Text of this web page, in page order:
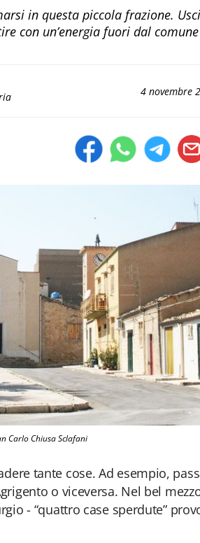
in questa piccola frazione.
con un’energia fuori dal comune
4 novembre
Carlo Chiusa Sclafani
tante cose. Ad esempio,
o viceversa. Nel bel
- “quattro case sperdute”